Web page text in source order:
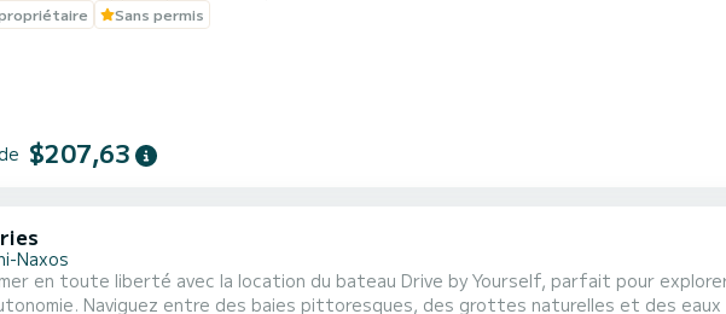
et de grands espaces de passage. Le bateau est propulsé par un moteur de 40
Sans permis
$207,63
Naxos
en toute liberté avec la location du bateau Drive by Yourself, parfait pour
Naviguez entre des baies pittoresques, des grottes naturelles et des